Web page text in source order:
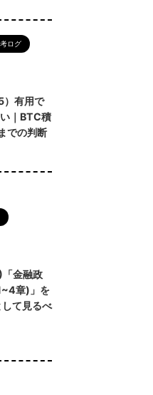
ログ
有用で
｜BTC積
での判断
金融政
章)」を
て見るべ